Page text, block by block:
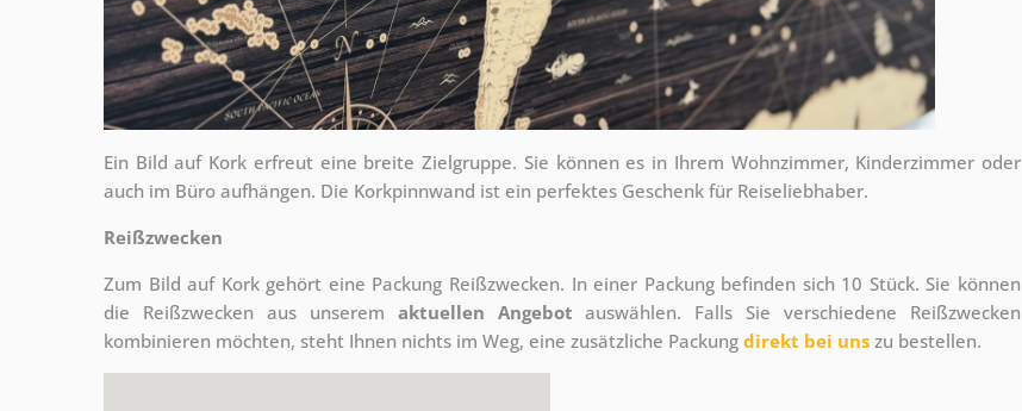
Ein Bild auf Kork erfreut eine breite Zielgruppe. Sie können es in Ihrem Wohnzimmer, Kinderzimmer oder
auch im Büro aufhängen. Die Korkpinnwand ist ein perfektes Geschenk für Reiseliebhaber.
Reißzwecken
Zum Bild auf Kork gehört eine Packung Reißzwecken. In einer Packung befinden sich 10 Stück. Sie können
die Reißzwecken aus unserem aktuellen Angebot auswählen. Falls Sie verschiedene Reißzwecken
kombinieren möchten, steht Ihnen nichts im Weg, eine zusätzliche Packung direkt bei uns zu bestellen.